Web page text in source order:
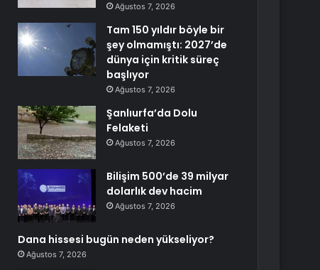
Ağustos 7, 2026
Tam 150 yıldır böyle bir
şey olmamıştı: 2027’de
dünya için kritik süreç
başlıyor
Ağustos 7, 2026
Şanlıurfa’da Dolu
Felaketi
Ağustos 7, 2026
Bilişim 500’de 39 milyar
dolarlık dev hacim
Ağustos 7, 2026
Dana hissesi bugün neden yükseliyor?
Ağustos 7, 2026